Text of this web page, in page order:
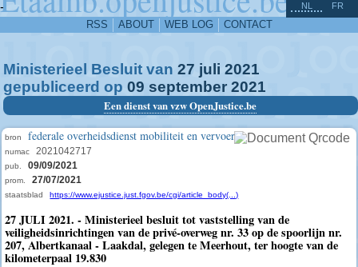
-
RSS ABOUT WEB LOG CONTACT
NL FR
Ministerieel Besluit van 27 juli 2021
gepubliceerd op 09 september 2021
Een dienst van vzw OpenJustice.be
bron federale overheidsdienst mobiliteit en vervoer
numac 2021042717
pub. 09/09/2021
prom. 27/07/2021
staatsblad https://www.ejustice.just.fgov.be/cgi/article_body(...)
27 JULI 2021. - Ministerieel besluit tot vaststelling van de
veiligheidsinrichtingen van de privé-overweg nr. 33 op de spoorlijn nr.
207, Albertkanaal - Laakdal, gelegen te Meerhout, ter hoogte van de
kilometerpaal 19.830
^